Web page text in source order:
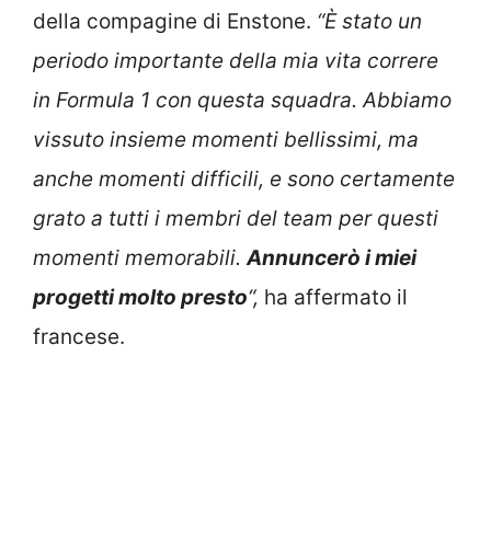
della compagine di Enstone. “È stato un
periodo importante della mia vita correre
in Formula 1 con questa squadra. Abbiamo
vissuto insieme momenti bellissimi, ma
anche momenti difficili, e sono certamente
grato a tutti i membri del team per questi
momenti memorabili.Annuncerò i miei
progetti molto presto“, ha affermato il
francese.